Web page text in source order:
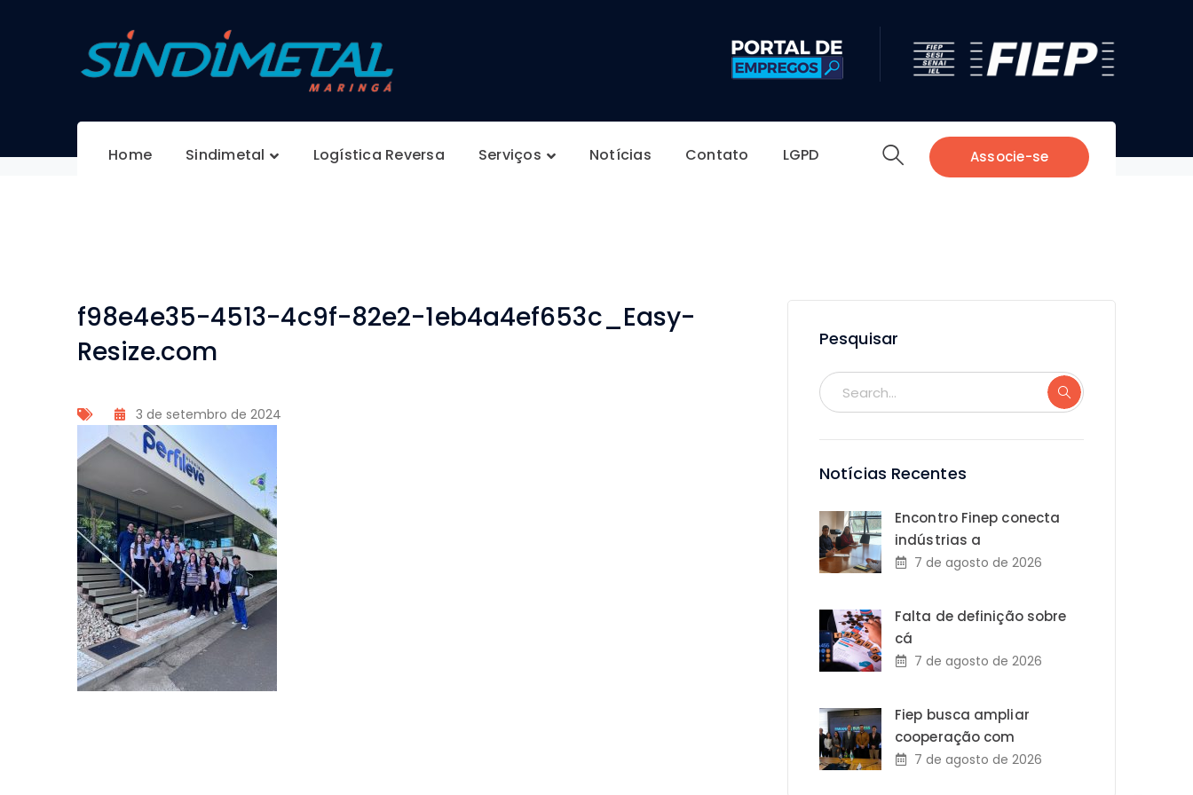
Associe-se
Home Sindimetal Logística Reversa Serviços Notícias Contato LGPD
f98e4e35-4513-4c9f-82e2-1eb4a4ef653c_Easy-
Resize.com
f98e4e35-4513-4c9f-82e2-1eb4a4ef653c_Easy-
Resize.com
3 de setembro de 2024
Pesquisar
Notícias Recentes
Encontro Finep conecta
indústrias a
7 de agosto de 2026
Falta de definição sobre
cá
7 de agosto de 2026
Fiep busca ampliar
cooperação com
7 de agosto de 2026